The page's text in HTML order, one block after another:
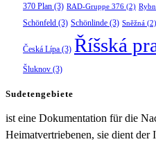
370 Plan (3) RAD-Gruppe 376 (2)
Schönfeld (3) Schönlinde (3) Sněžná (2)
Česká Lípa (3) Říšská
Šluknov (3)
Sudetengebiete
ist eine Dokumentation für die
Heimatvertriebenen, sie dient der